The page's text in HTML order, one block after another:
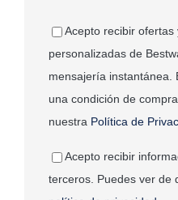
Acepto recibir ofertas
personalizadas de
mensajería instantánea.
una condición de
nuestra Política de
Acepto recibir
terceros. Puedes ver de